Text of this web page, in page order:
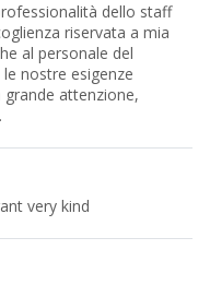
dello staff
riservata a mia
al personale del
nostre esigenze
grande attenzione,
very kind